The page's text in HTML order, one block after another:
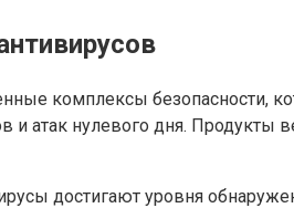
комплексы безопасности,
атак нулевого дня. Продукты
достигают уровня